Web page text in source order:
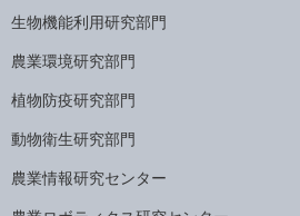
生物機能利用研究部門
農業環境研究部門
植物防疫研究部門
動物衛生研究部門
農業情報研究センター